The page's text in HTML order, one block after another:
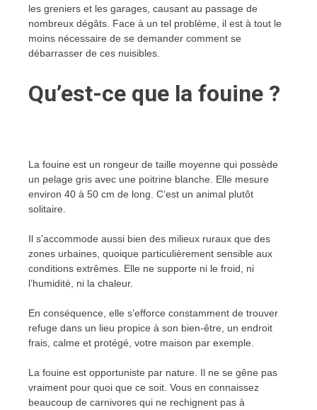
les greniers et les garages, causant au passage de
nombreux dégâts. Face à un tel problème, il est à tout le
moins nécessaire de se demander comment se
débarrasser de ces nuisibles.
Qu’est-ce que la fouine ?
La fouine est un rongeur de taille moyenne qui possède
un pelage gris avec une poitrine blanche. Elle mesure
environ 40 à 50 cm de long. C’est un animal plutôt
solitaire.
Il s’accommode aussi bien des milieux ruraux que des
zones urbaines, quoique particulièrement sensible aux
conditions extrêmes. Elle ne supporte ni le froid, ni
l’humidité, ni la chaleur.
En conséquence, elle s’efforce constamment de trouver
refuge dans un lieu propice à son bien-être, un endroit
frais, calme et protégé, votre maison par exemple.
La fouine est opportuniste par nature. Il ne se gêne pas
vraiment pour quoi que ce soit. Vous en connaissez
beaucoup de carnivores qui ne rechignent pas à